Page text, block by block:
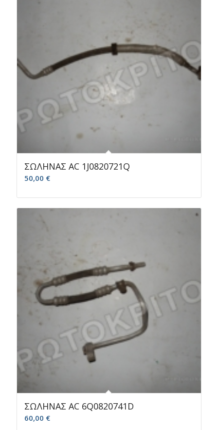
ΣΩΛΗΝΑΣ AC 1J0820721Q
50,00 €
ΣΩΛΗΝΑΣ AC 6Q0820741D
60,00 €